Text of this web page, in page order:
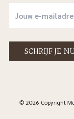
© 2026 Copyright